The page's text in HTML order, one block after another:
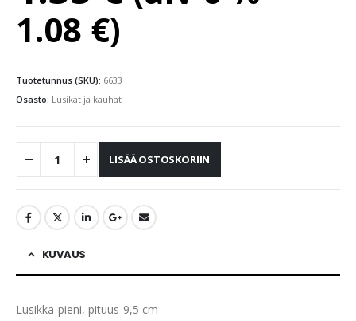
1.08 €)
Tuotetunnus (SKU): 6633
Osasto: Lusikat ja kauhat
LISÄÄ OSTOSKORIIN
KUVAUS
Lusikka pieni, pituus 9,5 cm